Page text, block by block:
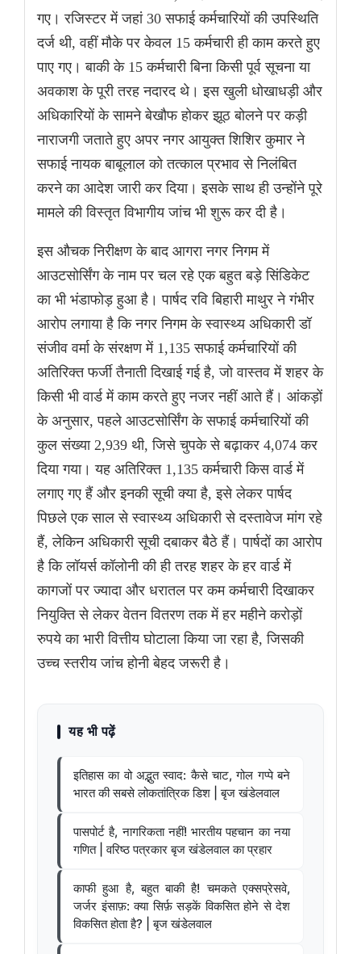
गए। रजिस्टर में जहां 30 सफाई कर्मचारियों की उपस्थिति
दर्ज थी, वहीं मौके पर केवल 15 कर्मचारी ही काम करते हुए
पाए गए। बाकी के 15 कर्मचारी बिना किसी पूर्व सूचना या
अवकाश के पूरी तरह नदारद थे। इस खुली धोखाधड़ी और
अधिकारियों के सामने बेखौफ होकर झूठ बोलने पर कड़ी
नाराजगी जताते हुए अपर नगर आयुक्त शिशिर कुमार ने
सफाई नायक बाबूलाल को तत्काल प्रभाव से निलंबित
करने का आदेश जारी कर दिया। इसके साथ ही उन्होंने पूरे
मामले की विस्तृत विभागीय जांच भी शुरू कर दी है।
इस औचक निरीक्षण के बाद आगरा नगर निगम में
आउटसोर्सिंग के नाम पर चल रहे एक बहुत बड़े सिंडिकेट
का भी भंडाफोड़ हुआ है। पार्षद रवि बिहारी माथुर ने गंभीर
आरोप लगाया है कि नगर निगम के स्वास्थ्य अधिकारी डॉ
संजीव वर्मा के संरक्षण में 1,135 सफाई कर्मचारियों की
अतिरिक्त फर्जी तैनाती दिखाई गई है, जो वास्तव में शहर के
किसी भी वार्ड में काम करते हुए नजर नहीं आते हैं। आंकड़ों
के अनुसार, पहले आउटसोर्सिंग के सफाई कर्मचारियों की
कुल संख्या 2,939 थी, जिसे चुपके से बढ़ाकर 4,074 कर
दिया गया। यह अतिरिक्त 1,135 कर्मचारी किस वार्ड में
लगाए गए हैं और इनकी सूची क्या है, इसे लेकर पार्षद
पिछले एक साल से स्वास्थ्य अधिकारी से दस्तावेज मांग रहे
हैं, लेकिन अधिकारी सूची दबाकर बैठे हैं। पार्षदों का आरोप
है कि लॉयर्स कॉलोनी की ही तरह शहर के हर वार्ड में
कागजों पर ज्यादा और धरातल पर कम कर्मचारी दिखाकर
नियुक्ति से लेकर वेतन वितरण तक में हर महीने करोड़ों
रुपये का भारी वित्तीय घोटाला किया जा रहा है, जिसकी
उच्च स्तरीय जांच होनी बेहद जरूरी है।
यह भी पढ़ें
इतिहास का वो अद्भुत स्वाद: कैसे चाट, गोल गप्पे बने
भारत की सबसे लोकतांत्रिक डिश | बृज खंडेलवाल
पासपोर्ट है, नागरिकता नहीं! भारतीय पहचान का नया
गणित | वरिष्ठ पत्रकार बृज खंडेलवाल का प्रहार
काफी हुआ है, बहुत बाकी है! चमकते एक्सप्रेसवे,
जर्जर इंसाफ़: क्या सिर्फ़ सड़कें विकसित होने से देश
विकसित होता है? | बृज खंडेलवाल